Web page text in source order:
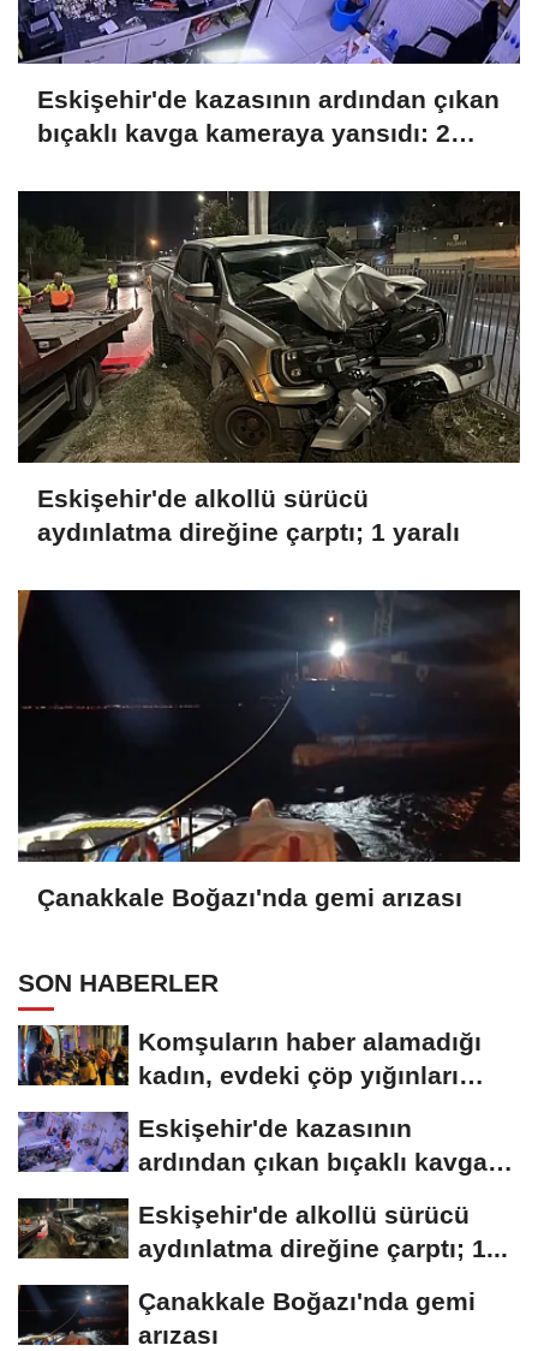
Eskişehir'de kazasının ardından çıkan
bıçaklı kavga kameraya yansıdı: 2
Eskişehir'de alkollü sürücü
aydınlatma direğine çarptı; 1 yaralı
Çanakkale Boğazı'nda gemi arızası
SON HABERLER
Komşuların haber alamadığı
kadın, evdeki çöp yığınları
Eskişehir'de kazasının
ardından çıkan bıçaklı kavga
Eskişehir'de alkollü sürücü
aydınlatma direğine çarptı; 1...
Çanakkale Boğazı'nda gemi
arızası